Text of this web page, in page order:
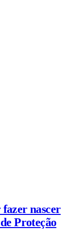
nascer
Proteção